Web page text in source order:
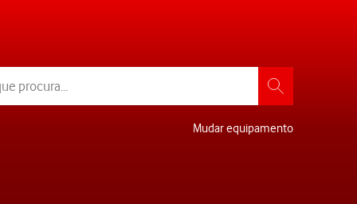
Mudar equipamento